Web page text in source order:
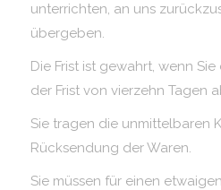
unterrichten, an uns
übergeben.
Die Frist ist gewahrt, wenn
der Frist von vierzehn Tagen
Sie tragen die unmittelbaren
Rücksendung der Waren.
Sie müssen für einen